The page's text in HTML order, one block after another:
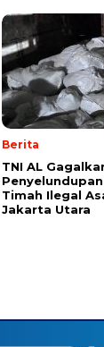
Berita
TNI AL
Timah Ilegal
Jakarta Utara